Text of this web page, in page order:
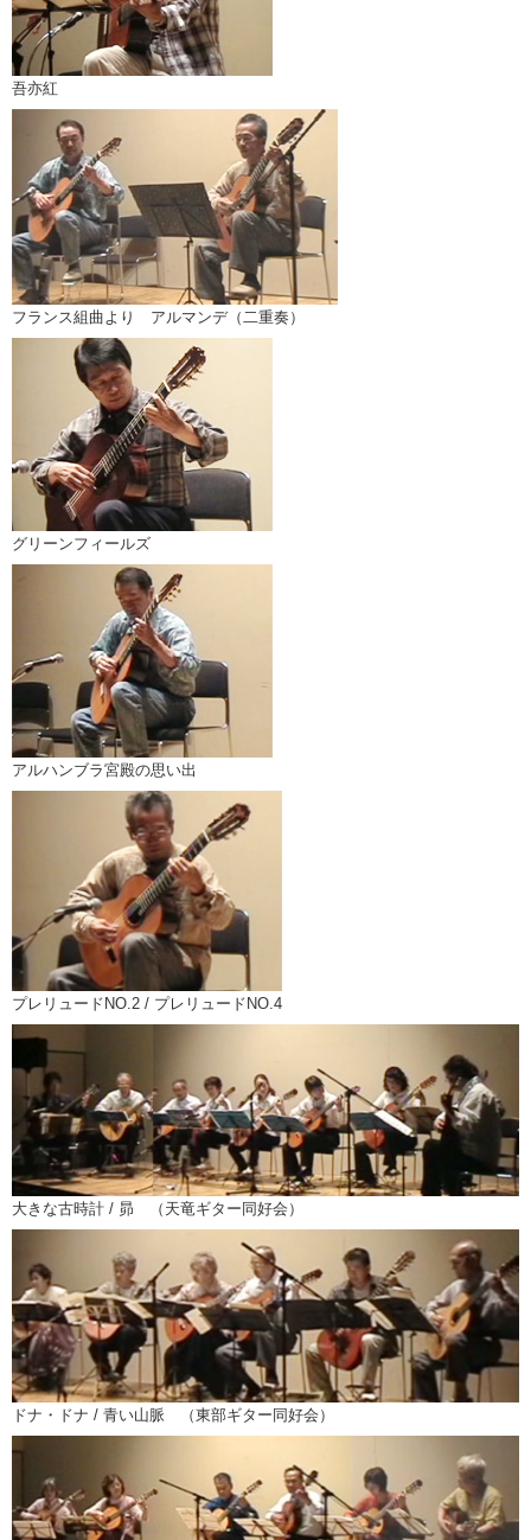
吾亦紅
フランス組曲より アルマンデ（二重奏）
グリーンフィールズ
アルハンブラ宮殿の思い出
プレリュードNO.2 / プレリュードNO.4
大きな古時計 / 昴 （天竜ギター同好会）
ドナ・ドナ / 青い山脈 （東部ギター同好会）